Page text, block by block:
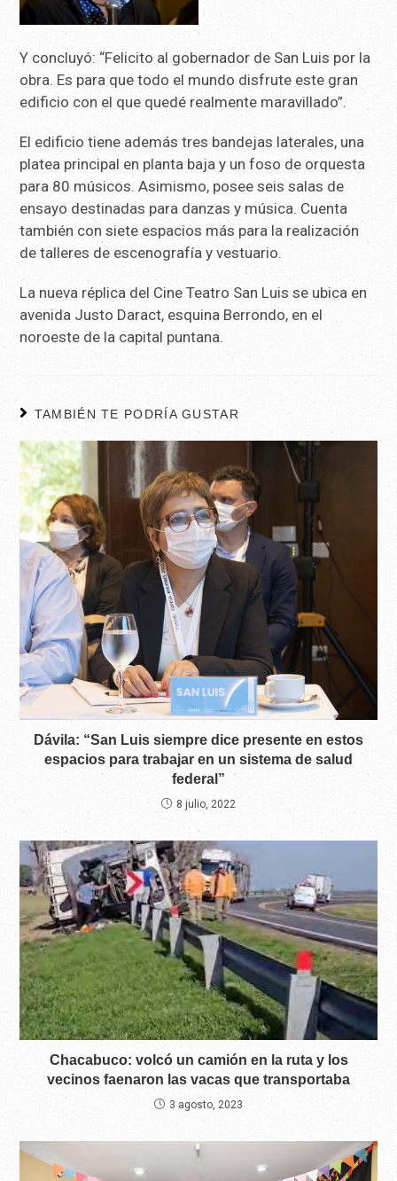
Y concluyó: “Felicito al gobernador de San Luis por la
obra. Es para que todo el mundo disfrute este gran
edificio con el que quedé realmente maravillado”.
El edificio tiene además tres bandejas laterales, una
platea principal en planta baja y un foso de orquesta
para 80 músicos. Asimismo, posee seis salas de
ensayo destinadas para danzas y música. Cuenta
también con siete espacios más para la realización
de talleres de escenografía y vestuario.
La nueva réplica del Cine Teatro San Luis se ubica en
avenida Justo Daract, esquina Berrondo, en el
noroeste de la capital puntana.
TAMBIÉN TE PODRÍA GUSTAR
Dávila: “San Luis siempre dice presente en estos
espacios para trabajar en un sistema de salud
federal”
8 julio, 2022
Chacabuco: volcó un camión en la ruta y los
vecinos faenaron las vacas que transportaba
3 agosto, 2023